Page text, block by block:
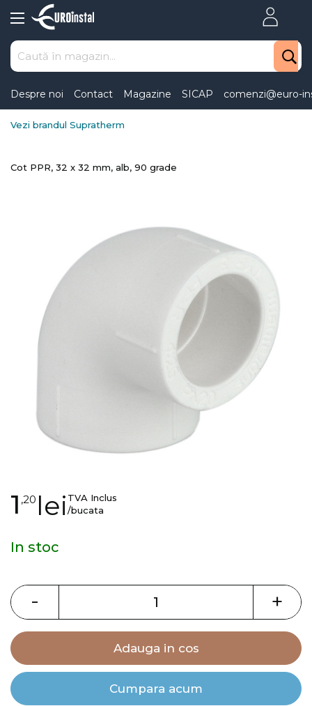
to
Content
Despre noi Contact Magazine SICAP comenzi@euro-
Vezi brandul Supratherm
Cot PPR, 32 x 32 mm, alb, 90 grade
Skip
beginning
images
gallery
1 ,20 leiTVA Inclus
/bucata
In stoc
- +
Adauga in cos
Cumpara acum